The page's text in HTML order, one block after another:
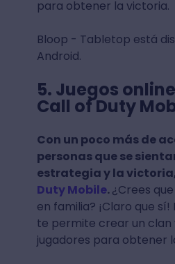
para obtener la victoria.
Bloop - Tabletop está
Android.
5. Juegos
Call of Duty
Con un poco más de
personas que se
estrategia y la
Duty Mobile.¿Crees
en familia? ¡Claro que sí!
te permite crear un
jugadores para obtener